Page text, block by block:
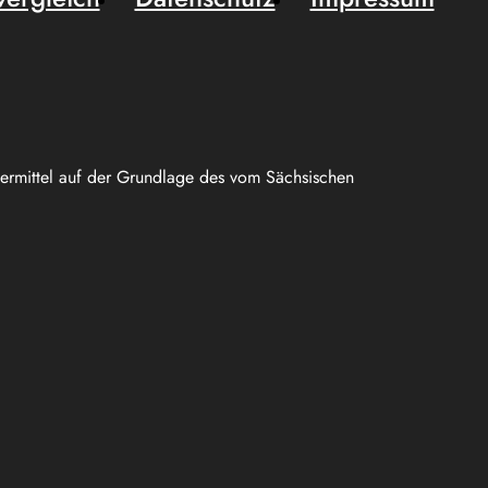
auf der Grundlage des vom Sächsischen